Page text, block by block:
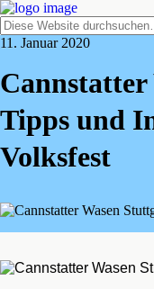
11. Januar 2020
Tipps und
Volksfest